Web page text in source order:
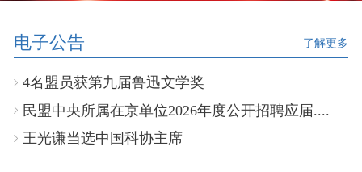
电子公告 了解更多
4名盟员获第九届鲁迅文学奖
民盟中央所属在京单位2026年度公开招聘应届....
王光谦当选中国科协主席